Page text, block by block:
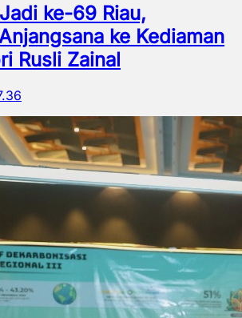
ke-69 Riau,
ke Kediaman
Rusli Zainal